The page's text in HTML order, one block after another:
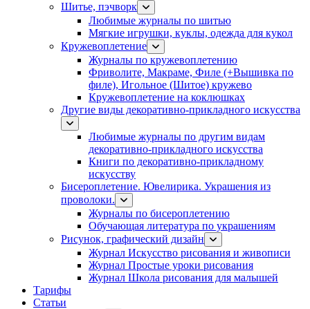
Шитье, пэчворк
Любимые журналы по шитью
Мягкие игрушки, куклы, одежда для кукол
Кружевоплетение
Журналы по кружевоплетению
Фриволите, Макраме, Филе (+Вышивка по
филе), Игольное (Шитое) кружево
Кружевоплетение на коклюшках
Другие виды декоративно-прикладного искусства
Любимые журналы по другим видам
декоративно-прикладного искусства
Книги по декоративно-прикладному
искусству
Бисероплетение. Ювелирика. Украшения из
проволоки.
Журналы по бисероплетению
Обучающая литература по украшениям
Рисунок, графический дизайн
Журнал Искусство рисования и живописи
Журнал Простые уроки рисования
Журнал Школа рисования для малышей
Тарифы
Статьи